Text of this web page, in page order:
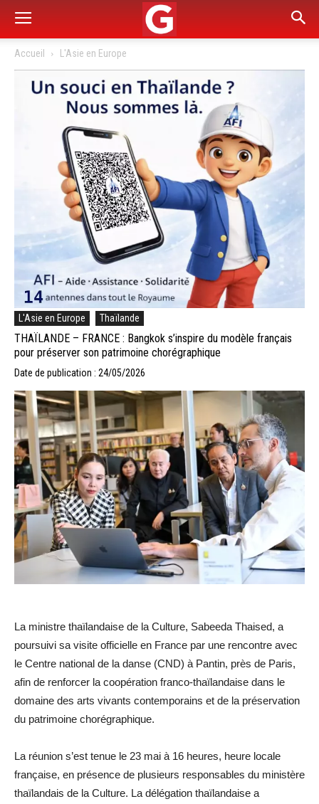
Accueil L'Asie en Europe
L'Asie en Europe Thaïlande
THAÏLANDE – FRANCE : Bangkok s’inspire du modèle français
pour préserver son patrimoine chorégraphique
Date de publication : 24/05/2026
La ministre thaïlandaise de la Culture, Sabeeda Thaised, a
poursuivi sa visite officielle en France par une rencontre avec
le Centre national de la danse (CND) à Pantin, près de Paris,
afin de renforcer la coopération franco-thaïlandaise dans le
domaine des arts vivants contemporains et de la préservation
du patrimoine chorégraphique.
La réunion s’est tenue le 23 mai à 16 heures, heure locale
française, en présence de plusieurs responsables du ministère
thaïlandais de la Culture. La délégation thaïlandaise a